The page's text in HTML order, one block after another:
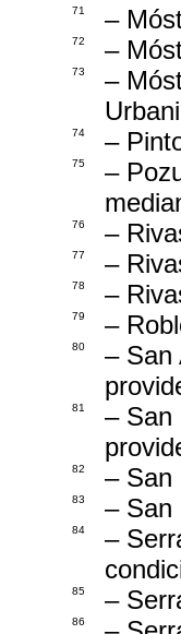
71 –
72 –
73
–
74 –
75
–
76 –
77 –
78 –
79 –
80
– San
81
– San
82 – San
83 – San
84
–
85 –
86